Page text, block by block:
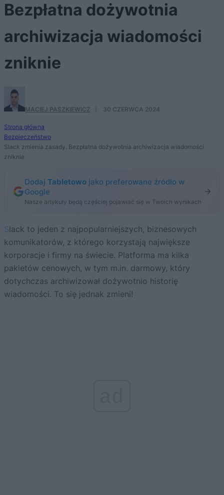
Bezpłatna dożywotnia
archiwizacja wiadomości
zniknie
MACIEJ PASZKIEWICZ 30 CZERWCA 2024
Strona główna
Bezpieczeństwo
Slack zmienia zasady. Bezpłatna dożywotnia archiwizacja wiadomości
zniknie
Dodaj Tabletowo jako preferowane źródło w
Google
Nasze artykuły będą częściej pojawiać się w Twoich wynikach
Slack to jeden z najpopularniejszych, biznesowych
komunikatorów, z którego korzystają największe
korporacje i firmy na świecie. Platforma ma kilka
pakietów cenowych, w tym m.in. darmowy, który
dotychczas archiwizował dożywotnio historię
wiadomości. To się jednak zmieni!